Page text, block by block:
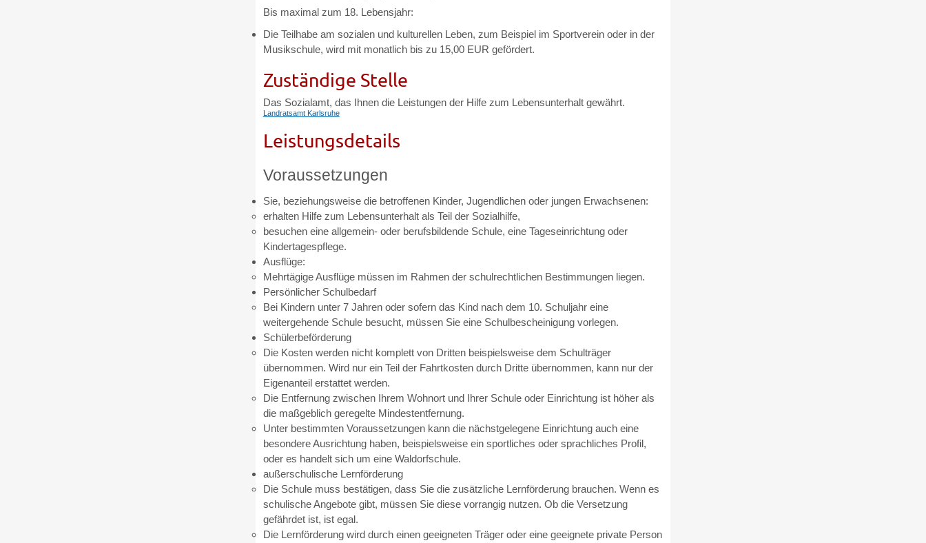
Bis maximal zum 18. Lebensjahr:
Die Teilhabe am sozialen und kulturellen Leben, zum Beispiel im Sportverein oder in der
Musikschule, wird mit monatlich bis zu 15,00 EUR gefördert.
Zuständige Stelle
Das Sozialamt, das Ihnen die Leistungen der Hilfe zum Lebensunterhalt gewährt.
Landratsamt Karlsruhe
Leistungsdetails
Voraussetzungen
Sie, beziehungsweise die betroffenen Kinder, Jugendlichen oder jungen Erwachsenen:
erhalten Hilfe zum Lebensunterhalt als Teil der Sozialhilfe,
besuchen eine allgemein- oder berufsbildende Schule, eine Tageseinrichtung oder
Kindertagespflege.
Ausflüge:
Mehrtägige Ausflüge müssen im Rahmen der schulrechtlichen Bestimmungen liegen.
Persönlicher Schulbedarf
Bei Kindern unter 7 Jahren oder sofern das Kind nach dem 10. Schuljahr eine
weitergehende Schule besucht, müssen Sie eine Schulbescheinigung vorlegen.
Schülerbeförderung
Die Kosten werden nicht komplett von Dritten beispielsweise dem Schulträger
übernommen. Wird nur ein Teil der Fahrtkosten durch Dritte übernommen, kann nur der
Eigenanteil erstattet werden.
Die Entfernung zwischen Ihrem Wohnort und Ihrer Schule oder Einrichtung ist höher als
die maßgeblich geregelte Mindestentfernung.
Unter bestimmten Voraussetzungen kann die nächstgelegene Einrichtung auch eine
besondere Ausrichtung haben, beispielsweise ein sportliches oder sprachliches Profil,
oder es handelt sich um eine Waldorfschule.
außerschulische Lernförderung
Die Schule muss bestätigen, dass Sie die zusätzliche Lernförderung brauchen. Wenn es
schulische Angebote gibt, müssen Sie diese vorrangig nutzen. Ob die Versetzung
gefährdet ist, ist egal.
Die Lernförderung wird durch einen geeigneten Träger oder eine geeignete private Person